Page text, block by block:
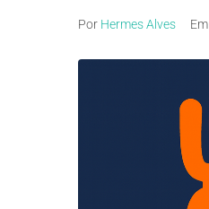
Por Hermes Alves Em